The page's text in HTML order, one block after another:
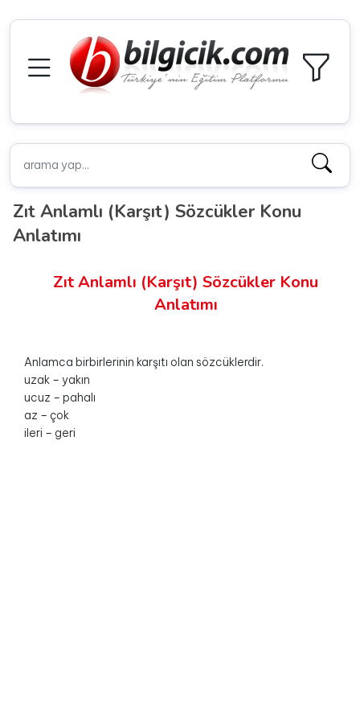
Zıt Anlamlı (Karşıt) Sözcükler Konu
Anlatımı
Zıt Anlamlı (Karşıt) Sözcükler Konu
Anlatımı
Anlamca birbirlerinin karşıtı olan sözcüklerdir.
uzak – yakın
ucuz – pahalı
az – çok
ileri – geri